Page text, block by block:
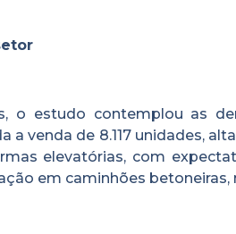
o estudo contemplou as
a venda de 8.117 unidades,
elevatórias, com
em caminhões betoneiras,